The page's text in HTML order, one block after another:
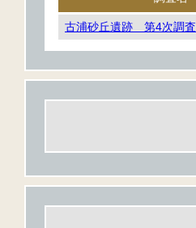
古浦砂丘遺跡 第4次調査